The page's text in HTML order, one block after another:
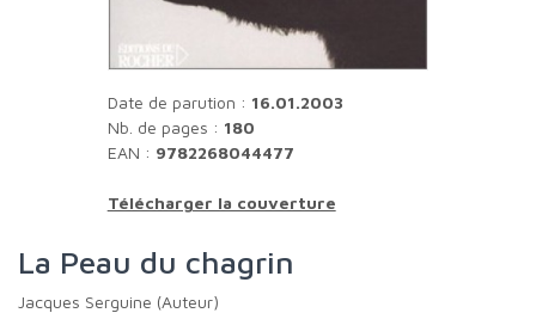
Date de parution : 16.01.2003
Nb. de pages : 180
EAN : 9782268044477
Télécharger la couverture
La Peau du chagrin
Jacques Serguine (Auteur)